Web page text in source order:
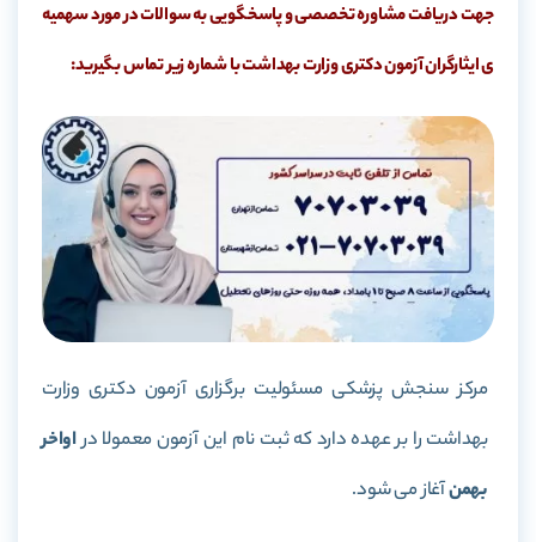
جهت دریافت مشاوره تخصصی و پاسخگویی به سوالات در مورد سهمیه
ی ایثارگران آزمون دکتری وزارت بهداشت با شماره زیر تماس بگیرید:
مرکز سنجش پزشکی مسئولیت برگزاری آزمون دکتری وزارت
بهداشت را بر عهده دارد که ثبت نام این آزمون معمولا دراواخر
بهمنآغاز می شود.